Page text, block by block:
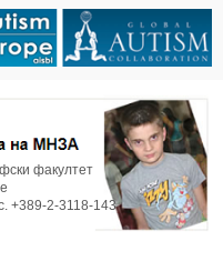
факултет
+389-2-3118-143